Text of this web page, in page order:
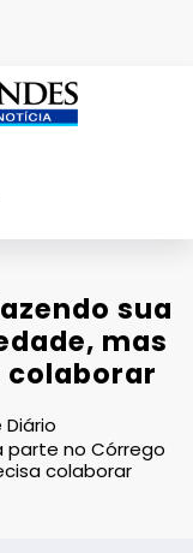
sua
mas
colaborar
parte no Córrego
colaborar